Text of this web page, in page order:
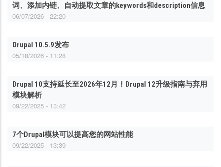
词、添加内链、自动提取文章的keywords和description信息
06/07/2026 - 22:20
Drupal 10.5.9发布
05/18/2026 - 11:28
Drupal 10支持延长至2026年12月！Drupal 12升级指南与弃用
模块解析
09/22/2025 - 13:42
7个Drupal模块可以提高您的网站性能
09/22/2025 - 13:39